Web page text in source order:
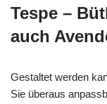
Tespe –
auch
Gestaltet werden
Sie überaus